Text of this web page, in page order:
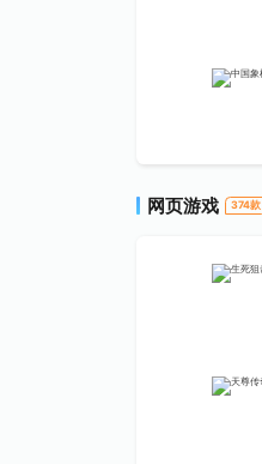
网页游戏 374款